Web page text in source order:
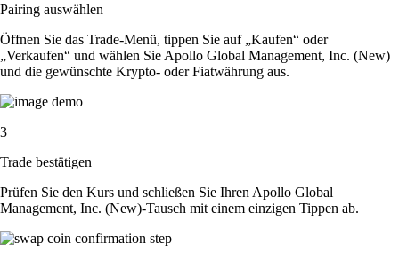
Pairing auswählen
Öffnen Sie das Trade-Menü, tippen Sie auf „Kaufen“ oder
„Verkaufen“ und wählen Sie Apollo Global Management, Inc. (New)
und die gewünschte Krypto- oder Fiatwährung aus.
3
Trade bestätigen
Prüfen Sie den Kurs und schließen Sie Ihren Apollo Global
Management, Inc. (New)-Tausch mit einem einzigen Tippen ab.